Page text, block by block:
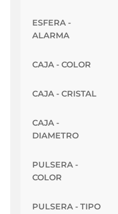
ESFERA -
ALARMA
CAJA - COLOR
CAJA - CRISTAL
CAJA -
DIAMETRO
PULSERA -
COLOR
PULSERA - TIPO